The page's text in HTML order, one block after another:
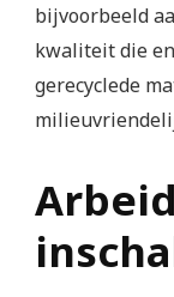
bijvoorbeeld
kwaliteit die
gerecyclede